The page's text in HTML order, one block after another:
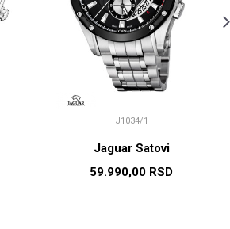
J1034/1
Jaguar Satovi
59.990,00 RSD